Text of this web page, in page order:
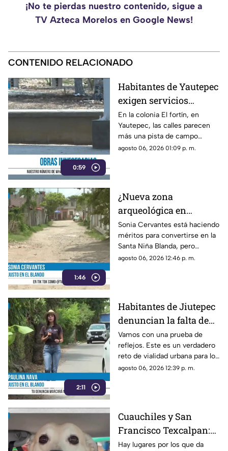
¡No te pierdas nuestro contenido, sigue a
TV Azteca Morelos en Google News!
CONTENIDO RELACIONADO
0:59
Habitantes de Yautepec
exigen servicios
públicos básicos en la
colonia El Fortín
En la colonia El fortín, en
Yautepec, las calles parecen
más una pista de campo
travieso que una vialidad.
agosto 06, 2026 01:09 p. m.
1:46
¿Nueva zona
arqueológica en
Tepoztlán? Vecinos de
la calle Halcones
sufren por la falta de
pavimentación
Sonia Cervantes está haciendo
méritos para convertirse en la
Santa Niña Blanda, pero
Tepoztlán le pone pruebas
agosto 06, 2026 12:46 p. m.
2:11
Habitantes de Jiutepec
denuncian la falta de
banquetas en la calle
Analco
Vamos con una prueba de
reflejos. Este es un verdadero
reto de vialidad urbana para los
automovilistas y peatones de
agosto 06, 2026 12:39 p. m.
Cuauchiles y San
Francisco Texcalpan:
Dos colonias con
Hay lugares por los que da